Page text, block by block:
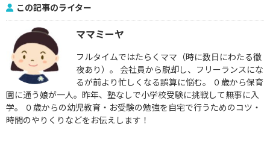
この記事のライター
ママミーヤ
フルタイムではたらくママ（時に数日にわたる徹
夜あり）。 会社員から脱却し、フリーランスにな
るが前より忙しくなる誤算に悩む。 ０歳から保育
園に通う娘が一人。昨年、塾なしで小学校受験に挑戦して無事に入
学。 ０歳からの幼児教育・お受験の勉強を自宅で行うためのコツ・
時間のやりくりなどをお伝えします！